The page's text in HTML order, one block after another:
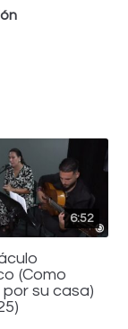
6:52
(Como
su casa)